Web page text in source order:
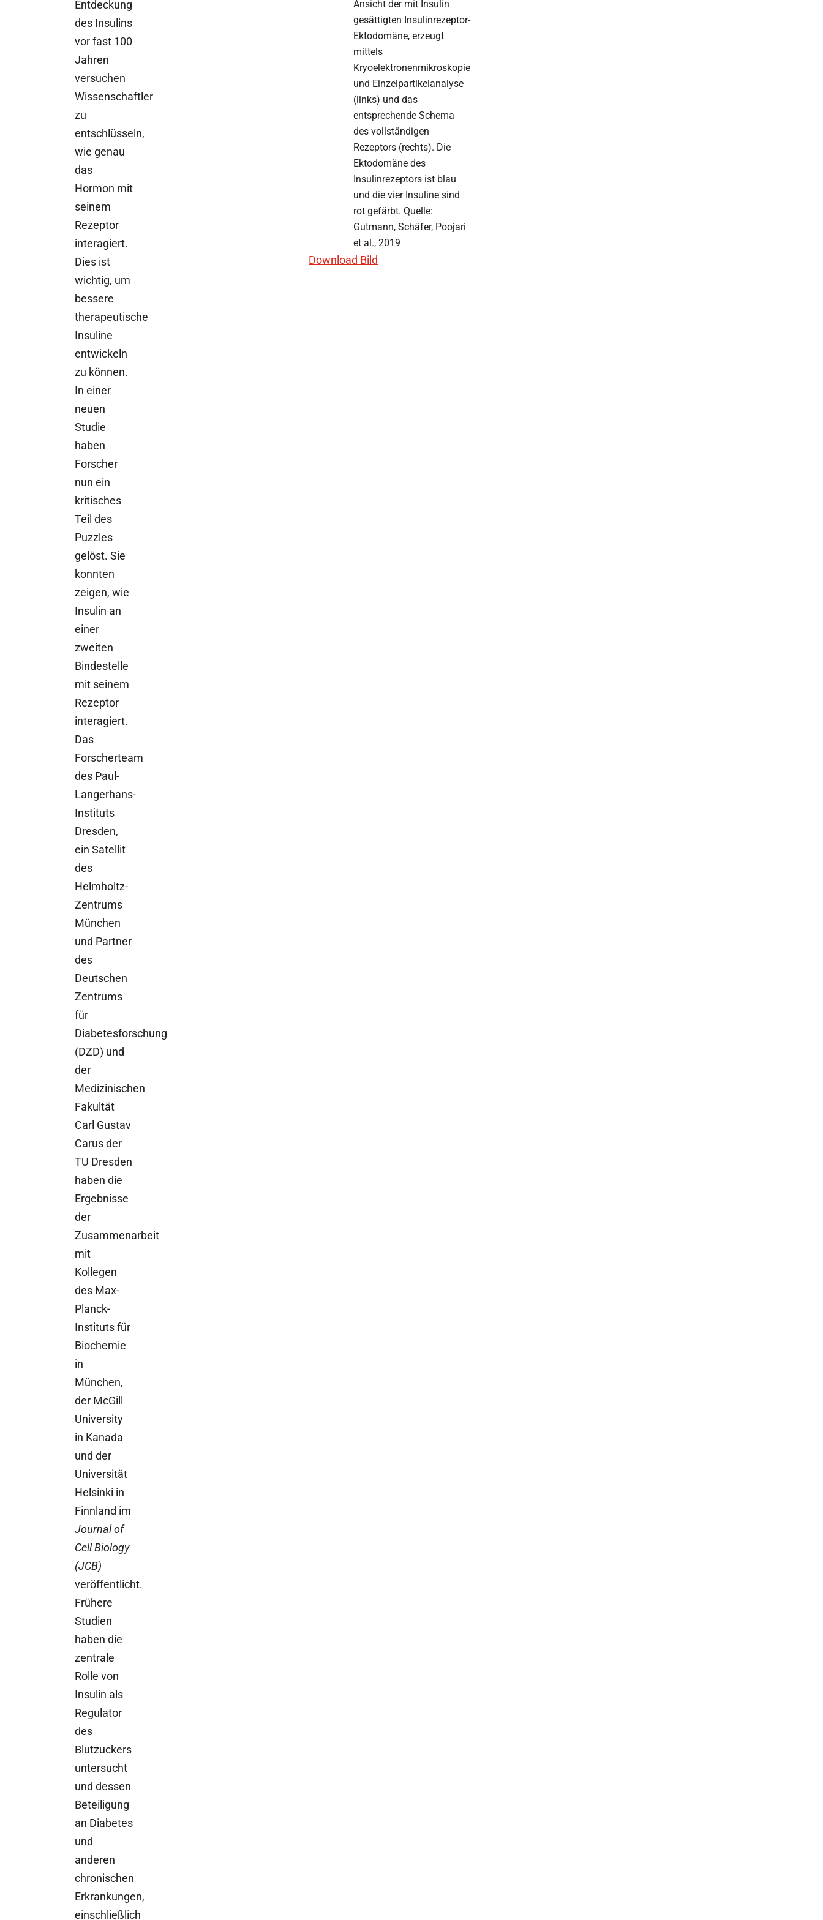
Entdeckung
des Insulins
vor fast 100
Jahren
versuchen
Wissenschaftler
zu
entschlüsseln,
wie genau
das
Hormon mit
seinem
Rezeptor
interagiert.
Dies ist
wichtig, um
bessere
therapeutische
Insuline
entwickeln
zu können.
In einer
neuen
Studie
haben
Forscher
nun ein
kritisches
Teil des
Puzzles
gelöst. Sie
konnten
zeigen, wie
Insulin an
einer
zweiten
Bindestelle
mit seinem
Rezeptor
interagiert.
Das
Forscherteam
des Paul-
Langerhans-
Instituts
Dresden,
ein Satellit
des
Helmholtz-
Zentrums
München
und Partner
des
Deutschen
Zentrums
für
Diabetesforschung
(DZD) und
der
Medizinischen
Fakultät
Carl Gustav
Carus der
TU Dresden
haben die
Ergebnisse
der
Zusammenarbeit
mit
Kollegen
des Max-
Planck-
Instituts für
Biochemie
in
München,
der McGill
University
in Kanada
und der
Universität
Helsinki in
Finnland im
Journal of
Cell Biology
(JCB)
veröffentlicht.
Frühere
Studien
haben die
zentrale
Rolle von
Insulin als
Regulator
des
Blutzuckers
untersucht
und dessen
Beteiligung
an Diabetes
und
anderen
chronischen
Erkrankungen,
einschließlich
Download Bild
Ansicht der mit Insulin
gesättigten Insulinrezeptor-
Ektodomäne, erzeugt
mittels
Kryoelektronenmikroskopie
und Einzelpartikelanalyse
(links) und das
entsprechende Schema
des vollständigen
Rezeptors (rechts). Die
Ektodomäne des
Insulinrezeptors ist blau
und die vier Insuline sind
rot gefärbt. Quelle:
Gutmann, Schäfer, Poojari
et al., 2019